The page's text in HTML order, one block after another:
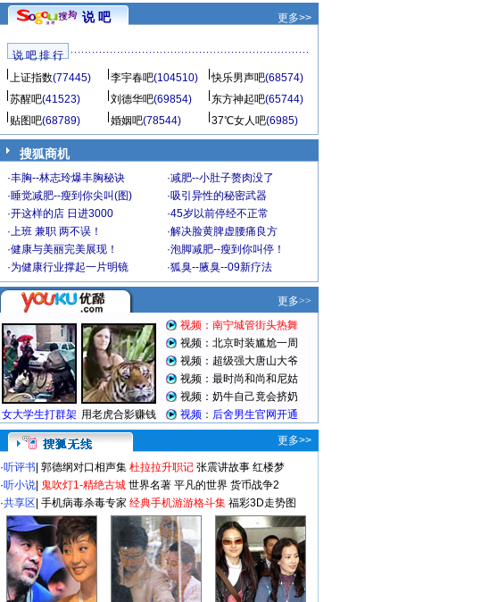
说 吧 更多>>
说 吧 排 行
上证指数(77445) 李宇春吧(104510) 快乐男声吧(68574)
苏醒吧(41523) 刘德华吧(69854) 东方神起吧(65744)
贴图吧(68789) 婚姻吧(78544) 37℃女人吧(6985)
搜狐商机
·丰胸--林志玲爆丰胸秘诀 ·减肥--小肚子赘肉没了
·睡觉减肥--瘦到你尖叫(图) ·吸引异性的秘密武器
·开这样的店 日进3000 ·45岁以前停经不正常
·上班 兼职 两不误！ ·解决脸黄脾虚腰痛良方
·健康与美丽完美展现！ ·泡脚减肥--瘦到你叫停！
·为健康行业撑起一片明镜 ·狐臭--腋臭--09新疗法
更多>>
·听评书 郭德纲对口相声集 杜拉拉升职记 张震讲故事 红楼梦
·听小说 鬼吹灯1-精绝古城 世界名著 平凡的世界 货币战争2
·共享区 手机病毒杀毒专家 经典手机游游格斗集 福彩3D走势图